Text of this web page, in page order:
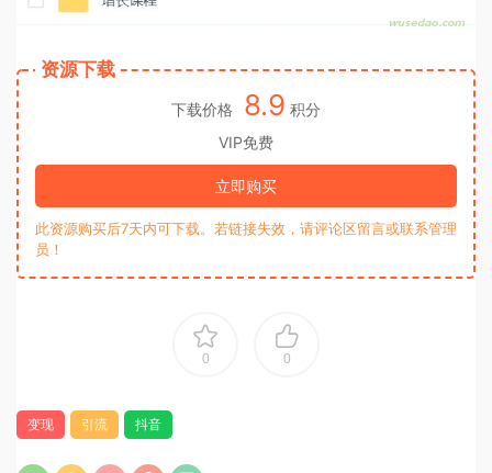
资源下载
下载价格 8.9 积分
VIP免费
立即购买
此资源购买后7天内可下载。若链接失效，请评论区留言或联系管理
员！
0 0
变现 引流 抖音